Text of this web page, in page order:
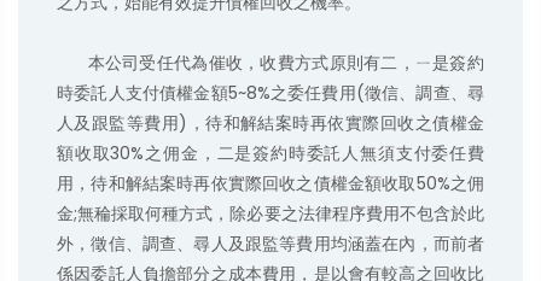
時委託人支付債權金額5~8%之委任費用(徵信、調查、尋
人及跟監等費用)，待和解結案時再依實際回收之債權金
額收取30%之佣金，二是簽約時委託人無須支付委任費
用，待和解結案時再依實際回收之債權金額收取50%之佣
金;無稐採取何種方式，除必要之法律程序費用不包含於此
外，徵信、調查、尋人及跟監等費用均涵蓋在內，而前者
係因委託人負擔部分之成本費用，是以會有較高之回收比